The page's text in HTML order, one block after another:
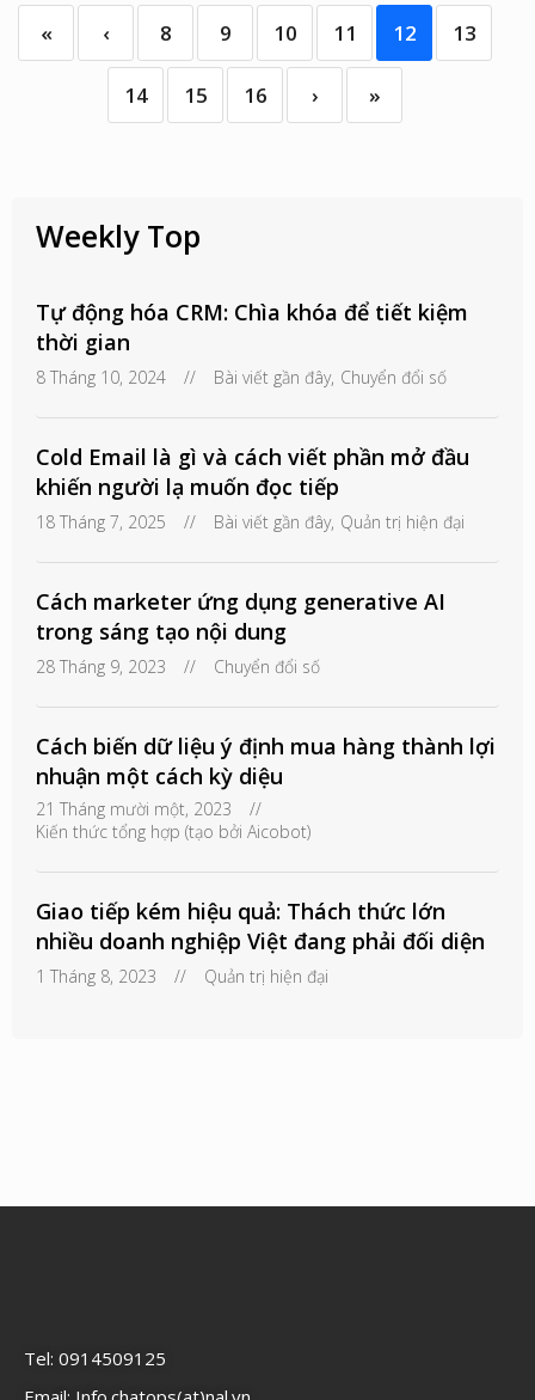
« ‹ 8 9 10 11 12 13
14 15 16 › »
Weekly Top
Tự động hóa CRM: Chìa khóa để tiết kiệm
thời gian
8 Tháng 10, 2024 // Bài viết gần đây, Chuyển đổi số
Cold Email là gì và cách viết phần mở đầu
khiến người lạ muốn đọc tiếp
18 Tháng 7, 2025 // Bài viết gần đây, Quản trị hiện đại
Cách marketer ứng dụng generative AI
trong sáng tạo nội dung
28 Tháng 9, 2023 // Chuyển đổi số
Cách biến dữ liệu ý định mua hàng thành lợi
nhuận một cách kỳ diệu
21 Tháng mười một, 2023
//
Kiến thức tổng hợp (tạo bởi Aicobot)
Giao tiếp kém hiệu quả: Thách thức lớn
nhiều doanh nghiệp Việt đang phải đối diện
1 Tháng 8, 2023 // Quản trị hiện đại
Tel: 0914509125